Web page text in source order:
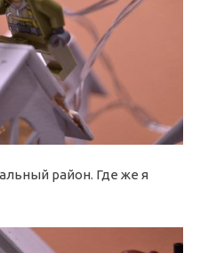
район. Где же я